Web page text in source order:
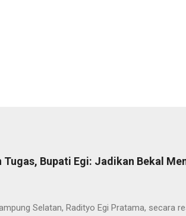
Bupati Egi: Jadikan Bekal
Selatan, Radityo Egi Pratama, secara